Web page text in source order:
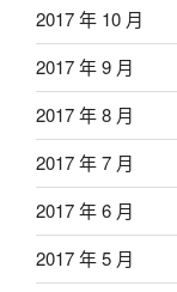
2017 年 10 月
2017 年 9 月
2017 年 8 月
2017 年 7 月
2017 年 6 月
2017 年 5 月